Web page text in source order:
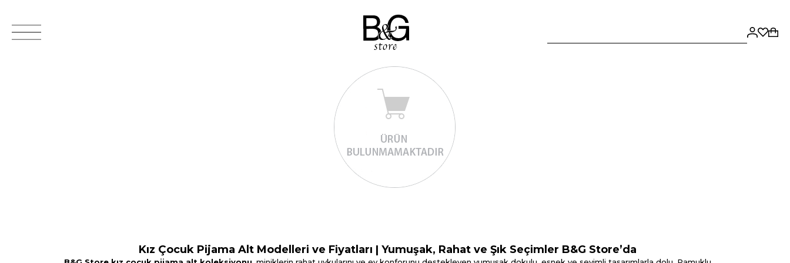
Kız Çocuk Pijama Alt Modelleri ve Fiyatları | Yumuşak, Rahat ve Şık Seçimler B&G Store’da